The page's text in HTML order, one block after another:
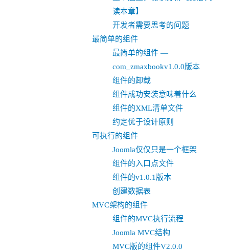
读本章】
开发者需要思考的问题
最简单的组件
最简单的组件 —
com_zmaxbookv1.0.0版本
组件的卸载
组件成功安装意味着什么
组件的XML清单文件
约定优于设计原则
可执行的组件
Joomla仅仅只是一个框架
组件的入口点文件
组件的v1.0.1版本
创建数据表
MVC架构的组件
组件的MVC执行流程
Joomla MVC结构
MVC版的组件V2.0.0